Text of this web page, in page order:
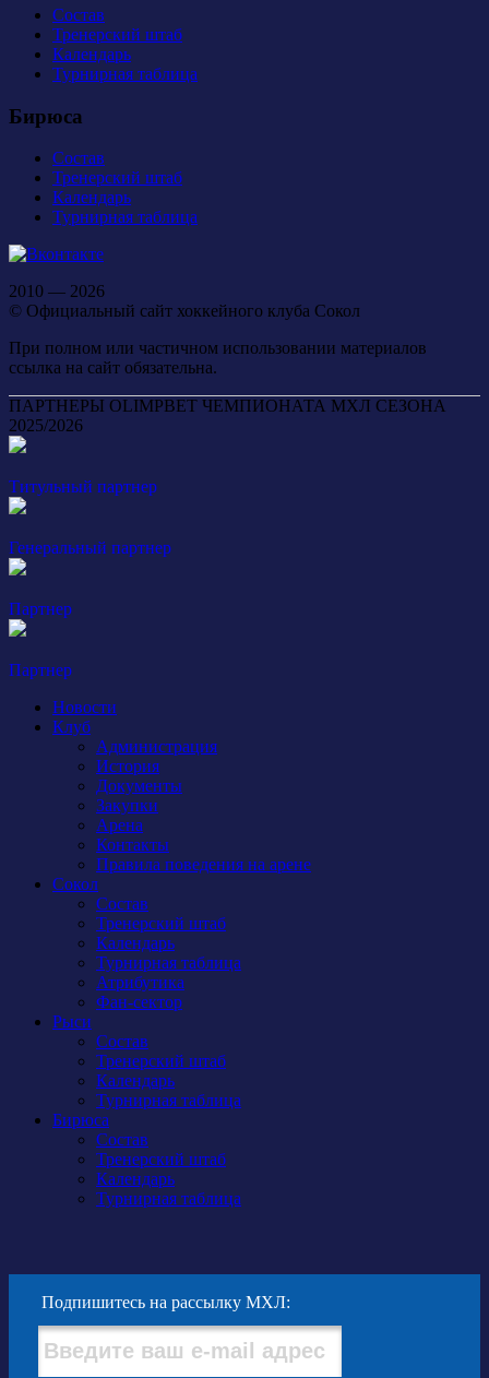
Состав
Тренерский штаб
Календарь
Турнирная таблица
Бирюса
Состав
Тренерский штаб
Календарь
Турнирная таблица
2010 — 2026
© Официальный сайт хоккейного клуба Сокол
При полном или частичном использовании материалов
ссылка на сайт обязательна.
ПАРТНЕРЫ OLIMPBET ЧЕМПИОНАТА МХЛ СЕЗОНА
2025/2026
Титульный партнер
Генеральный партнер
Партнер
Партнер
Новости
Клуб
Администрация
История
Документы
Закупки
Арена
Контакты
Правила поведения на арене
Сокол
Состав
Тренерский штаб
Календарь
Турнирная таблица
Атрибутика
Фан-сектор
Рыси
Состав
Тренерский штаб
Календарь
Турнирная таблица
Бирюса
Состав
Тренерский штаб
Календарь
Турнирная таблица
Подпишитесь на рассылку МХЛ: